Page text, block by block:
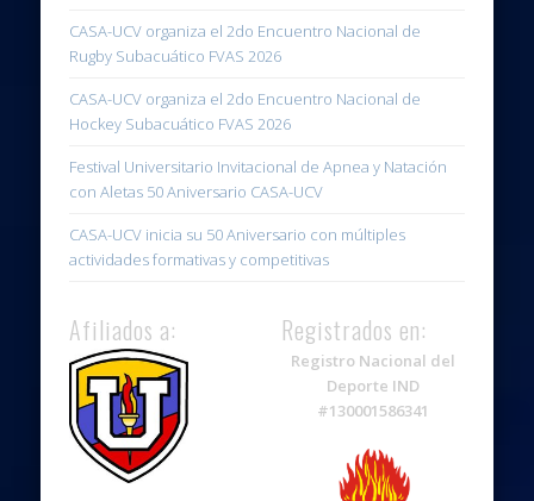
CASA-UCV organiza el 2do Encuentro Nacional de
Rugby Subacuático FVAS 2026
CASA-UCV organiza el 2do Encuentro Nacional de
Hockey Subacuático FVAS 2026
Festival Universitario Invitacional de Apnea y Natación
con Aletas 50 Aniversario CASA-UCV
CASA-UCV inicia su 50 Aniversario con múltiples
actividades formativas y competitivas
Afiliados a: Registrados en:
Registro Nacional del
Deporte IND
#130001586341